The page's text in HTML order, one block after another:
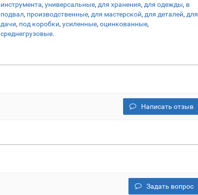
инструмента, универсальные, для хранения, для одежды, в
подвал, производственные, для мастерской, для деталей, для
дачи, под коробки, усиленные, оцинкованные,
среднегрузовые.
Написать отзыв
Задать вопрос